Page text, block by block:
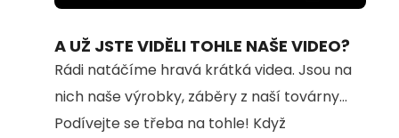
100.00%
A UŽ JSTE VIDĚLI TOHLE NAŠE VIDEO?
Rádi natáčíme hravá krátká videa. Jsou na
nich naše výrobky, záběry z naší továrny...
Podívejte se třeba na tohle! Když